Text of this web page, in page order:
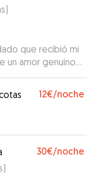
)
que recibió mi
un amor genuino
atento,
momento. Me
vídeos y
12€/noche
30€/noche
)